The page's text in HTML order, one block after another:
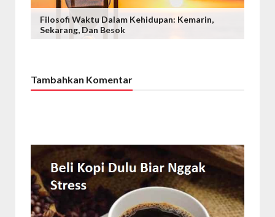
Filosofi Waktu Dalam Kehidupan: Kemarin,
Sekarang, Dan Besok
Tambahkan Komentar